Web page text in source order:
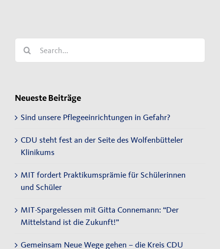
for:
Neueste Beiträge
Sind unsere Pflegeeinrichtungen in Gefahr?
CDU steht fest an der Seite des Wolfenbütteler
Klinikums
MIT fordert Praktikumsprämie für Schülerinnen
und Schüler
MIT-Spargelessen mit Gitta Connemann: “Der
Mittelstand ist die Zukunft!”
Gemeinsam Neue Wege gehen – die Kreis CDU